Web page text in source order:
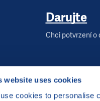
website uses cookies
cookies to personalise
Darujte
Chci potvrzení o